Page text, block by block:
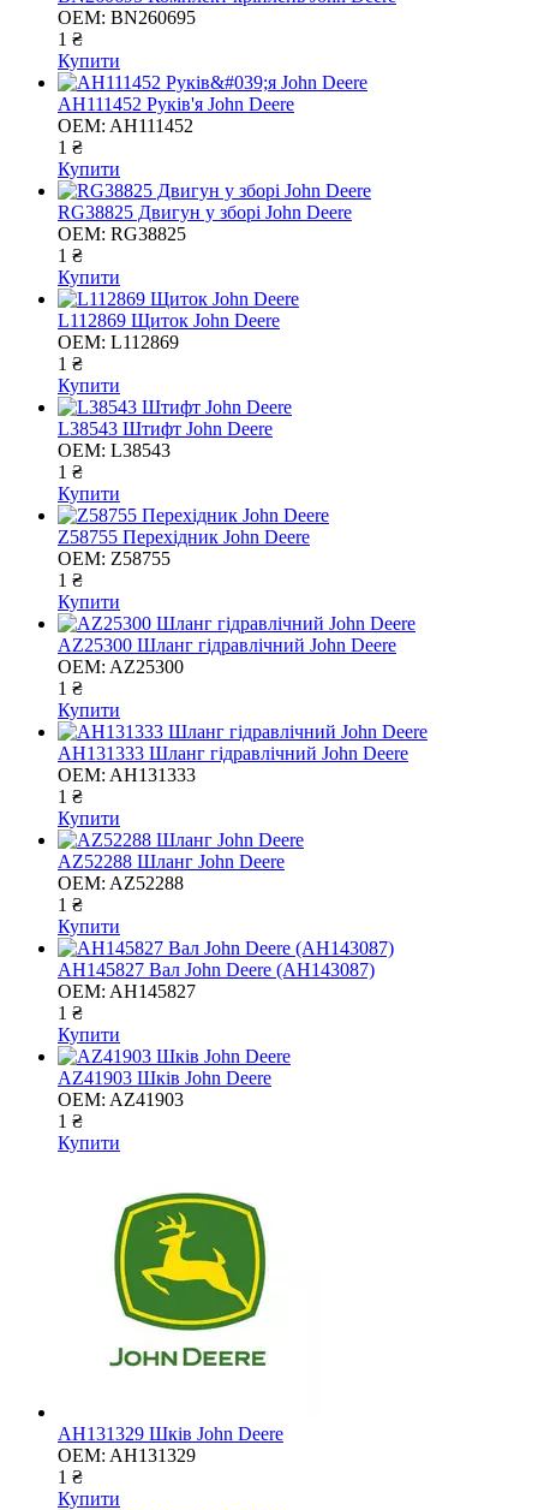
OEM: BN260695
1 ₴
Купити
AH111452 Руків'я John Deere
OEM: AH111452
1 ₴
Купити
RG38825 Двигун у зборі John Deere
OEM: RG38825
1 ₴
Купити
L112869 Щиток John Deere
OEM: L112869
1 ₴
Купити
L38543 Штифт John Deere
OEM: L38543
1 ₴
Купити
Z58755 Перехідник John Deere
OEM: Z58755
1 ₴
Купити
AZ25300 Шланг гідравлічний John Deere
OEM: AZ25300
1 ₴
Купити
AH131333 Шланг гідравлічний John Deere
OEM: AH131333
1 ₴
Купити
AZ52288 Шланг John Deere
OEM: AZ52288
1 ₴
Купити
AH145827 Вал John Deere (AH143087)
OEM: AH145827
1 ₴
Купити
AZ41903 Шків John Deere
OEM: AZ41903
1 ₴
Купити
AH131329 Шків John Deere
OEM: AH131329
1 ₴
Купити